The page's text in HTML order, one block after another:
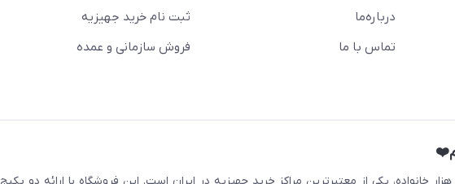
درباره‌ما
تماس با ما
ثبت نام خرید جهیزیه
فروش سازمانی و عمده